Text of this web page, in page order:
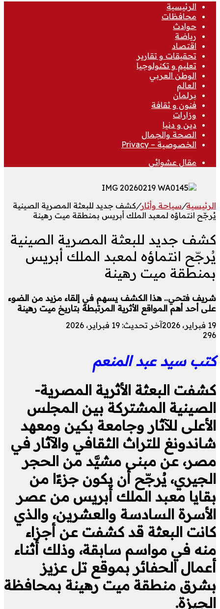
الرئيسية
محافظات
حوادث
رياضة
اقتصاد
تحقيقات و تقارير
تعليم و تكنولوجيا
الوطن العربي
العالم
برلمان
فنون و ثقافة
وزارات
دين و دنيا
الصحة والجمال
الخصوصية – Privacy
مقال عشوائي
الرئيسية/سياحة وأثار/كشف جديد للبعثة المصرية الصينية
يُرجّح انتماؤه لمعبد الملك أبريس بمنطقة ميت رهينة
كشف جديد للبعثة المصرية الصينية
يُرجّح انتماؤه لمعبد الملك أبريس
بمنطقة ميت رهينة
شريف فتحي.. هذا الكشف يسهم في إلقاء مزيد من الضوء
على أحد أهم المواقع الأثرية المرتبطة بتاريخ ميت رهينة
19 فبراير، 2026
آخر تحديث: 19 فبراير، 2026
296
كتب سيد عبد المنعم
كشفت البعثة الأثرية المصرية-
الصينية المشتركة بين المجلس
الأعلى للآثار وجامعة بكين ومعهد
شاندونغ للتراث الثقافي والآثار في
مصر، عن مبنى مشيَّد من الحجر
الجيري، يُرجّح أن يكون جزءًا من
بقايا معبد الملك أبريس من عصر
الأسرة السادسة والعشرين، والذي
كانت البعثة قد كشفت عن أجزاء
منه في مواسم سابقة، وذلك أثناء
أعمال الحفائر بموقع تل عزيز
بشرق منطقة ميت رهينة بمحافظة
الجيزة.